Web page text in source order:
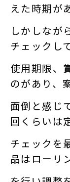
えた時期が
しかしなが
チェックし
使用期限、
のがあり、
面倒と感じ
回くらいは
チェックを
品はローリ